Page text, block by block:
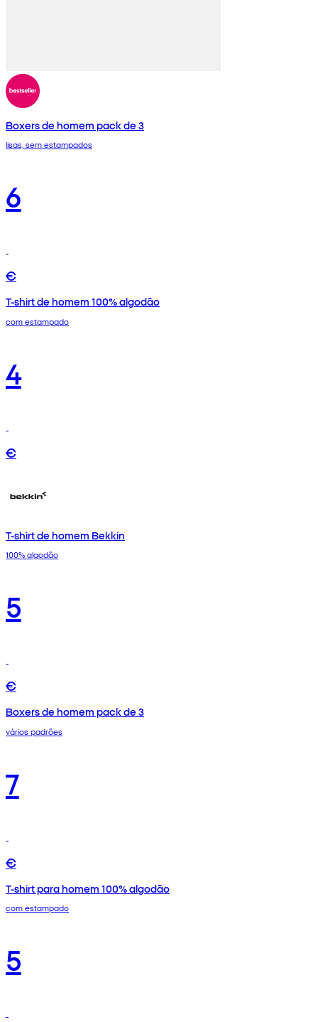
Boxers de homem pack de 3
lisas, sem estampados
6
€
T-shirt de homem 100% algodão
com estampado
4
€
T-shirt de homem Bekkin
100% algodão
5
€
Boxers de homem pack de 3
vários padrões
7
€
T-shirt para homem 100% algodão
com estampado
5